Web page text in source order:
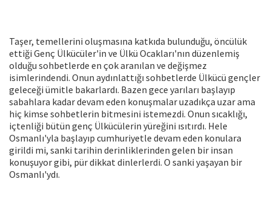
Taşer, temellerini oluşmasına katkıda bulunduğu, öncülük
ettiği Genç Ülkücüler'in ve Ülkü Ocakları'nın düzenlemiş
olduğu sohbetlerde en çok aranılan ve değişmez
isimlerindendi. Onun aydınlattığı sohbetlerde Ülkücü gençler
geleceği ümitle bakarlardı. Bazen gece yarıları başlayıp
sabahlara kadar devam eden konuşmalar uzadıkça uzar ama
hiç kimse sohbetlerin bitmesini istemezdi. Onun sıcaklığı,
içtenliği bütün genç Ülkücülerin yüreğini ısıtırdı. Hele
Osmanlı'yla başlayıp cumhuriyetle devam eden konulara
girildi mi, sanki tarihin derinliklerinden gelen bir insan
konuşuyor gibi, pür dikkat dinlerlerdi. O sanki yaşayan bir
Osmanlı'ydı.